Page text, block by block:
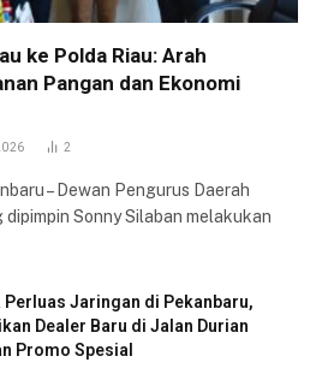
ke Polda Riau: Arah
Pangan dan Ekonomi
2
– Dewan Pengurus Daerah
dipimpin Sonny Silaban melakukan
Perluas Jaringan di Pekanbaru,
Dealer Baru di Jalan Durian
Promo Spesial